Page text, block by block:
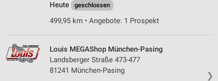
Heute
geschlossen
499,95 km • Angebote: 1 Prospekt
❯
Louis MEGAShop München-Pasing
Landsberger Straße 473-477
81241 München-Pasing